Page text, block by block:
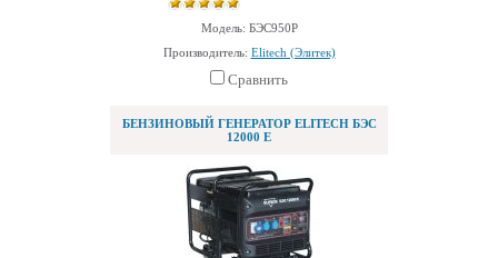
Модель: БЭС950Р
Производитель: Elitech (Элитек)
Сравнить
БЕНЗИНОВЫЙ ГЕНЕРАТОР ELITECH БЭС
12000 Е